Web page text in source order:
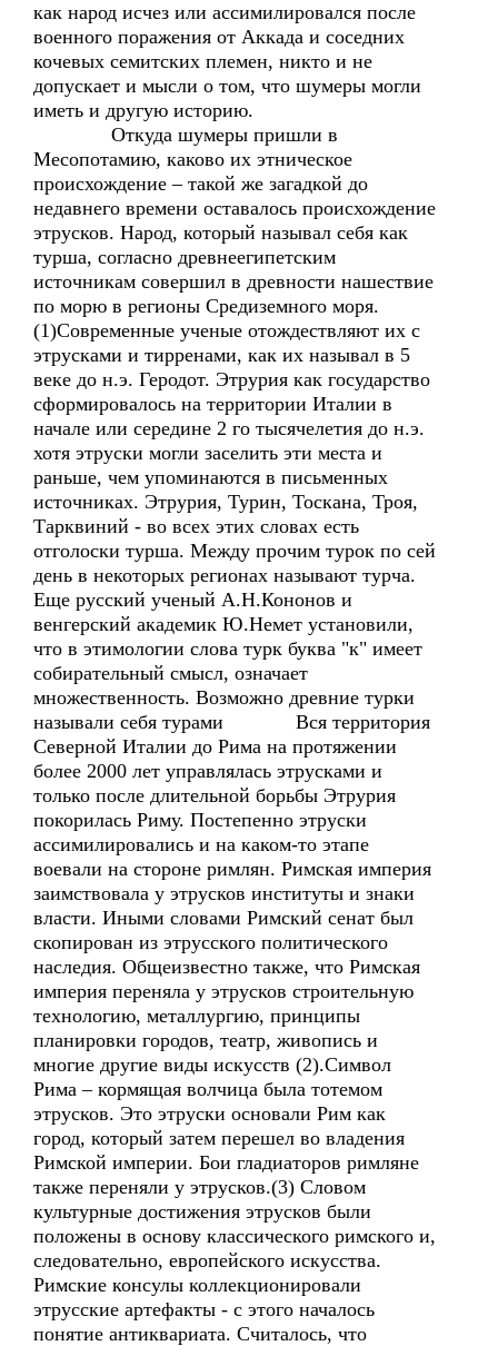
как народ исчез или ассимилировался после
военного поражения от Аккада и соседних
кочевых семитских племен, никто и не
допускает и мысли о том, что шумеры могли
иметь и другую историю.
Откуда шумеры пришли в
Месопотамию, каково их этническое
происхождение – такой же загадкой до
недавнего времени оставалось происхождение
этрусков. Народ, который называл себя как
турша, согласно древнеегипетским
источникам совершил в древности нашествие
по морю в регионы Средиземного моря.
(1)Современные ученые отождествляют их с
этрусками и тирренами, как их называл в 5
веке до н.э. Геродот. Этрурия как государство
сформировалось на территории Италии в
начале или середине 2 го тысячелетия до н.э.
хотя этруски могли заселить эти места и
раньше, чем упоминаются в письменных
источниках. Этрурия, Турин, Тоскана, Троя,
Тарквиний - во всех этих словах есть
отголоски турша. Между прочим турок по сей
день в некоторых регионах называют турча.
Еще русский ученый А.Н.Кононов и
венгерский академик Ю.Немет установили,
что в этимологии слова турк буква "к" имеет
собирательный смысл, означает
множественность. Возможно древние турки
называли себя турами Вся территория
Северной Италии до Рима на протяжении
более 2000 лет управлялась этрусками и
только после длительной борьбы Этрурия
покорилась Риму. Постепенно этруски
ассимилировались и на каком-то этапе
воевали на стороне римлян. Римская империя
заимствовала у этрусков институты и знаки
власти. Иными словами Римский сенат был
скопирован из этрусского политического
наследия. Общеизвестно также, что Римская
империя переняла у этрусков строительную
технологию, металлургию, принципы
планировки городов, театр, живопись и
многие другие виды искусств (2).Символ
Рима – кормящая волчица была тотемом
этрусков. Это этруски основали Рим как
город, который затем перешел во владения
Римской империи. Бои гладиаторов римляне
также переняли у этрусков.(3) Словом
культурные достижения этрусков были
положены в основу классического римского и,
следовательно, европейского искусства.
Римские консулы коллекционировали
этрусские артефакты - с этого началось
понятие антиквариата. Считалось, что